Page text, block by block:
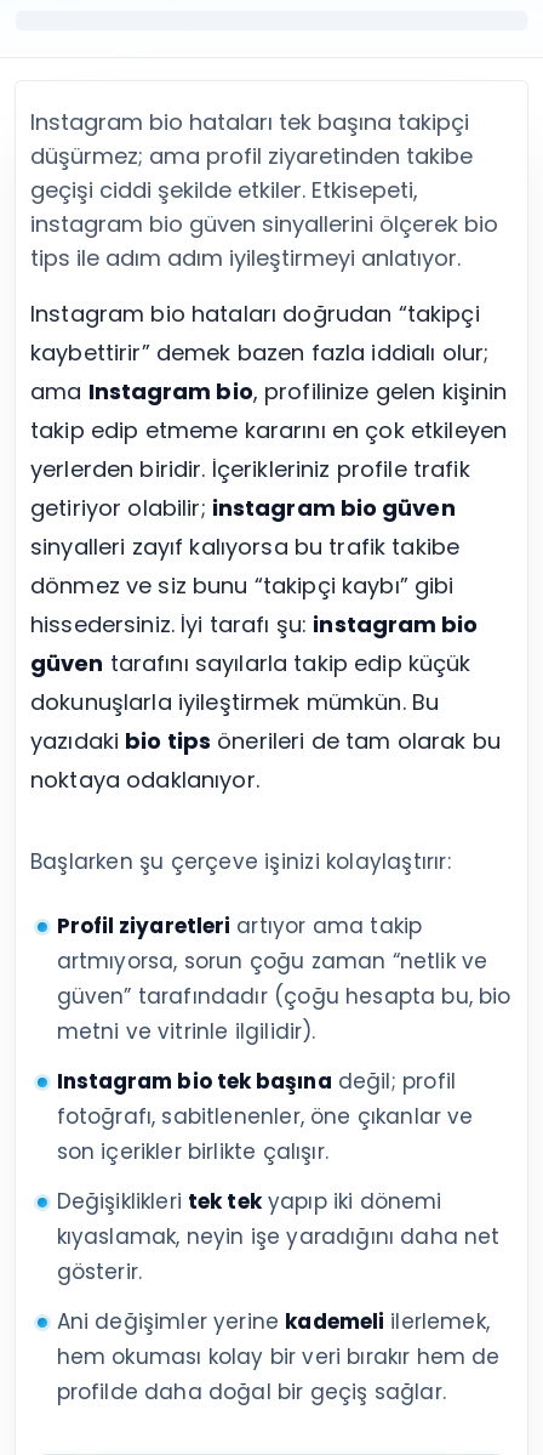
Twitter (X) Retweet Satın Al
Twitter (X) Video İzlenme Satın Al
Tümünü Gör
YouTube
YouTube Abone Satın Al
YouTube Beğeni Satın Al
YouTube İzlenme Satın Al
YouTube Yorum Satın Al
Facebook
Facebook Beğeni Satın Al
Facebook Takipçi Satın Al
Facebook Yorum Satın Al
Facebook Video İzlenme Satın Al
Tümünü Gör
Tümünü Gör
Diğer ücretsiz araçlar
Facebook Araçları
LinkedIn Araçları
Spotify Araçları
Telegram Araçları
Twitch Araçları
SoundCloud Araçları
Tümünü Gör
Instagram bio hataları tek başına takipçi
düşürmez; ama profil ziyaretinden takibe
geçişi ciddi şekilde etkiler. Etkisepeti,
instagram bio güven sinyallerini ölçerek bio
tips ile adım adım iyileştirmeyi anlatıyor.
Instagram bio hataları doğrudan “takipçi
kaybettirir” demek bazen fazla iddialı olur;
ama Instagram bio, profilinize gelen kişinin
takip edip etmeme kararını en çok etkileyen
yerlerden biridir. İçerikleriniz profile trafik
getiriyor olabilir; instagram bio güven
sinyalleri zayıf kalıyorsa bu trafik takibe
dönmez ve siz bunu “takipçi kaybı” gibi
hissedersiniz. İyi tarafı şu: instagram bio
güven tarafını sayılarla takip edip küçük
dokunuşlarla iyileştirmek mümkün. Bu
yazıdaki bio tips önerileri de tam olarak bu
noktaya odaklanıyor.
Başlarken şu çerçeve işinizi kolaylaştırır:
Profil ziyaretleri artıyor ama takip
artmıyorsa, sorun çoğu zaman “netlik ve
güven” tarafındadır (çoğu hesapta bu, bio
metni ve vitrinle ilgilidir).
Instagram bio tek başına değil; profil
fotoğrafı, sabitlenenler, öne çıkanlar ve
son içerikler birlikte çalışır.
Değişiklikleri tek tekyapıp iki dönemi
kıyaslamak, neyin işe yaradığını daha net
gösterir.
Ani değişimler yerine kademeli ilerlemek,
hem okuması kolay bir veri bırakır hem de
profilde daha doğal bir geçiş sağlar.